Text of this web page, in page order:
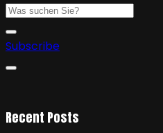
Subscribe
Recent Posts